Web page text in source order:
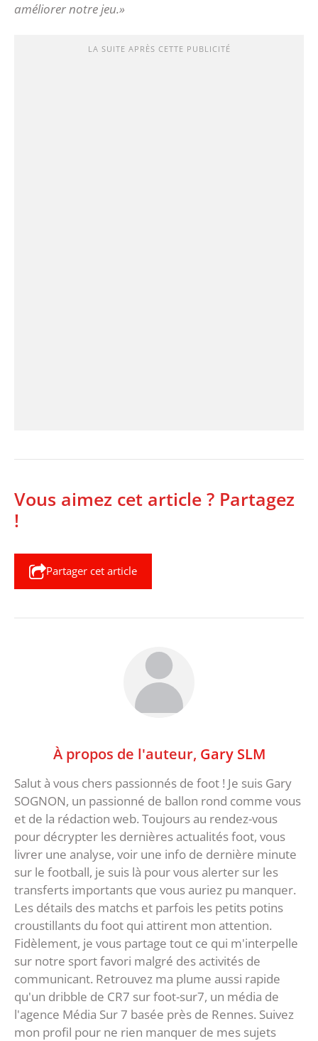
améliorer notre jeu.»
LA SUITE APRÈS CETTE PUBLICITÉ
Vous aimez cet article ? Partagez
!
Partager cet article
À propos de l'auteur, Gary SLM
Salut à vous chers passionnés de foot ! Je suis Gary
SOGNON, un passionné de ballon rond comme vous
et de la rédaction web. Toujours au rendez-vous
pour décrypter les dernières actualités foot, vous
livrer une analyse, voir une info de dernière minute
sur le football, je suis là pour vous alerter sur les
transferts importants que vous auriez pu manquer.
Les détails des matchs et parfois les petits potins
croustillants du foot qui attirent mon attention.
Fidèlement, je vous partage tout ce qui m'interpelle
sur notre sport favori malgré des activités de
communicant. Retrouvez ma plume aussi rapide
qu'un dribble de CR7 sur foot-sur7, un média de
l'agence Média Sur 7 basée près de Rennes. Suivez
mon profil pour ne rien manquer de mes sujets